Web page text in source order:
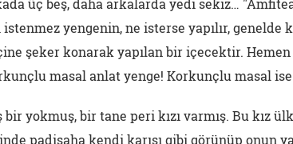
üç beş, daha arkalarda yedi sekiz…
istenmez yengenin, ne isterse yapılır,
şeker konarak yapılan bir içecektir.
masal anlat yenge! Korkunçlu masal
bir yokmuş, bir tane peri kızı varmış. Bu kız
padişaha kendi karısı gibi görünüp onun